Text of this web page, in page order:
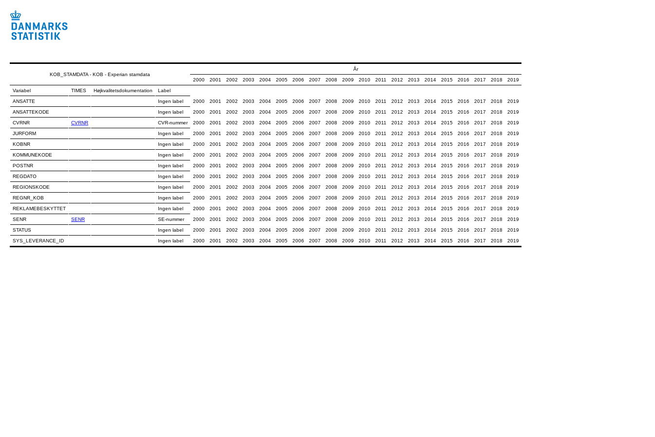
KOB_STAMDATA - KOB - Experian stamdata
År
2000
2001 2002 2003 2004 2005 2006 2007 2008 2009 2010 2011 2012 2013 2014 2015 2016 2017 2018
2019
Variabel
TIMES Højkvalitetsdokumentation
Label
2000
2001 2002 2003 2004 2005 2006 2007 2008 2009 2010 2011 2012 2013 2014 2015 2016 2017 2018 2019
ANSATTE
Ingen label
ANSATTEKODE
Ingen label 2000 2001 2002 2003 2004 2005 2006 2007 2008 2009 2010 2011 2012 2013 2014 2015 2016 2017 2018
2019
CVRNR
CVRNR CVR-nummer 2000 2001 2002 2003 2004 2005 2006 2007 2008 2009 2010 2011 2012 2013 2014 2015 2016 2017 2018
2019
JURFORM
Ingen label 2000 2001 2002 2003 2004 2005 2006 2007 2008 2009 2010 2011 2012 2013 2014 2015 2016 2017 2018
2019
KOBNR
Ingen label 2000 2001 2002 2003 2004 2005 2006 2007 2008 2009 2010 2011 2012 2013 2014 2015 2016 2017 2018
2019
KOMMUNEKODE
Ingen label 2000 2001 2002 2003 2004 2005 2006 2007 2008 2009 2010 2011 2012 2013 2014 2015 2016 2017 2018
2019
POSTNR
Ingen label 2000 2001 2002 2003 2004 2005 2006 2007 2008 2009 2010 2011 2012 2013 2014 2015 2016 2017 2018
2019
REGDATO
Ingen label 2000 2001 2002 2003 2004 2005 2006 2007 2008 2009 2010 2011 2012 2013 2014 2015 2016 2017 2018
2019
REGIONSKODE
Ingen label 2000 2001 2002 2003 2004 2005 2006 2007 2008 2009 2010 2011 2012 2013 2014 2015 2016 2017 2018
2019
REGNR_KOB
Ingen label 2000 2001 2002 2003 2004 2005 2006 2007 2008 2009 2010 2011 2012 2013 2014 2015 2016 2017 2018
2019
REKLAMEBESKYTTET
Ingen label 2000 2001 2002 2003 2004 2005 2006 2007 2008 2009 2010 2011 2012 2013 2014 2015 2016 2017 2018
2019
SENR
SENR SE-nummer 2000 2001 2002 2003 2004 2005 2006 2007 2008 2009 2010 2011 2012 2013 2014 2015 2016 2017 2018
2019
STATUS
Ingen label 2000 2001 2002 2003 2004 2005 2006 2007 2008 2009 2010 2011 2012 2013 2014 2015 2016 2017 2018
2019
SYS_LEVERANCE_ID
Ingen label 2000 2001 2002 2003 2004 2005 2006 2007 2008 2009 2010 2011 2012 2013 2014 2015 2016 2017 2018 2019